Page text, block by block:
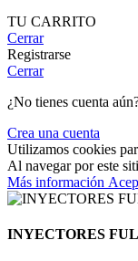
TU CARRITO
Cerrar
Registrarse
Cerrar
¿No tienes cuenta
Crea una cuenta
Utilizamos cookies
Al navegar por este
Más información Más
INYECTORES